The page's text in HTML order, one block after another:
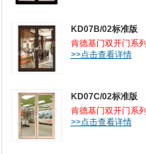
KD07B/02标准版
肯德基门双开门系列
>>点击查看详情
KD07C/02标准版
肯德基门双开门系列
>>点击查看详情